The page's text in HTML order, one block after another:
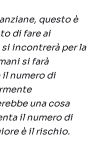
questo è
di fare ai
incontrerà per la
si farà
numero di
una cosa
il numero di
è il rischio.